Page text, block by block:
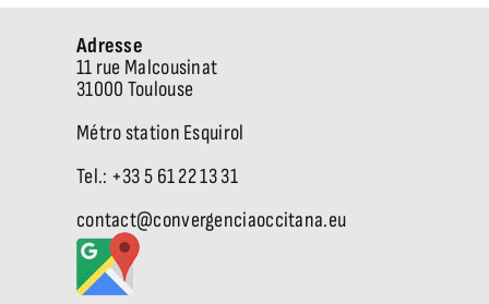
Adresse
11 rue Malcousinat
31000 Toulouse
Métro station Esquirol
Tel.: +33 5 61 22 13 31
contact@convergenciaoccitana.eu